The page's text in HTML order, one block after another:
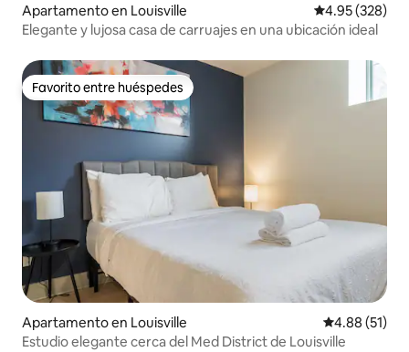
Apartamento en Louisville Calificación
4.95 (328)
Elegante y lujosa casa de carruajes en una ubicación ideal
Favorito entre huéspedes
Favorito entre huéspedes
Apartamento en Louisville Calificación
4.88 (51)
Estudio elegante cerca del Med District de Louisville